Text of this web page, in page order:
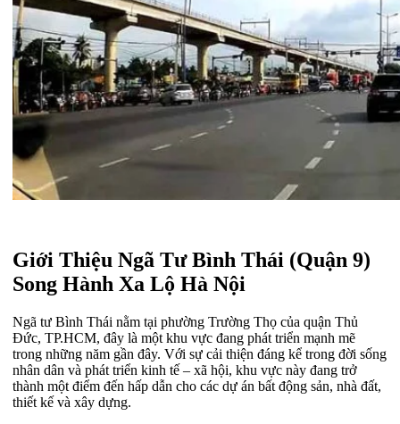
Giới Thiệu Ngã Tư Bình Thái (Quận 9)
Song Hành Xa Lộ Hà Nội
Ngã tư Bình Thái nằm tại phường Trường Thọ của quận Thủ
Đức, TP.HCM, đây là một khu vực đang phát triển mạnh mẽ
trong những năm gần đây. Với sự cải thiện đáng kể trong đời sống
nhân dân và phát triển kinh tế – xã hội, khu vực này đang trở
thành một điểm đến hấp dẫn cho các dự án bất động sản, nhà đất,
thiết kế và xây dựng.